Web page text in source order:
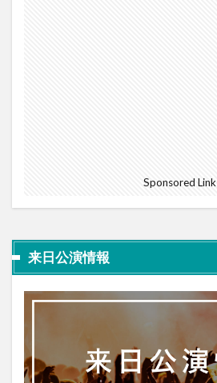
Sponsored Link
来日公演情報